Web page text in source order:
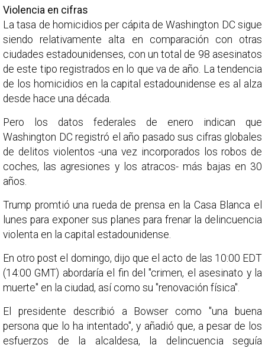
Violencia en cifras
La tasa de homicidios per cápita de Washington DC sigue
siendo relativamente alta en comparación con otras
ciudades estadounidenses, con un total de 98 asesinatos
de este tipo registrados en lo que va de año. La tendencia
de los homicidios en la capital estadounidense es al alza
desde hace una década.
Pero los datos federales de enero indican que
Washington DC registró el año pasado sus cifras globales
de delitos violentos -una vez incorporados los robos de
coches, las agresiones y los atracos- más bajas en 30
años.
Trump promtió una rueda de prensa en la Casa Blanca el
lunes para exponer sus planes para frenar la delincuencia
violenta en la capital estadounidense.
En otro post el domingo, dijo que el acto de las 10:00 EDT
(14:00 GMT) abordaría el fin del "crimen, el asesinato y la
muerte" en la ciudad, así como su "renovación física".
El presidente describió a Bowser como "una buena
persona que lo ha intentado", y añadió que, a pesar de los
esfuerzos de la alcaldesa, la delincuencia seguía